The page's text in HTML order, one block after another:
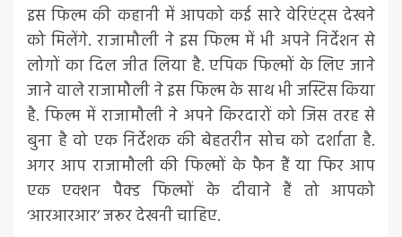
इस फिल्म की कहानी में आपको कई सारे वेरिएंट्स देखने
को मिलेंगे. राजामौली ने इस फिल्म में भी अपने निर्देशन से
लोगों का दिल जीत लिया है. एपिक फिल्मों के लिए जाने
जाने वाले राजामौली ने इस फिल्म के साथ भी जस्टिस किया
है. फिल्म में राजामौली ने अपने किरदारों को जिस तरह से
बुना है वो एक निर्देशक की बेहतरीन सोच को दर्शाता है.
अगर आप राजामौली की फिल्मों के फैन हैं या फिर आप
एक एक्शन पैक्ड फिल्मों के दीवाने हैं तो आपको
‘आरआरआर’ जरूर देखनी चाहिए.